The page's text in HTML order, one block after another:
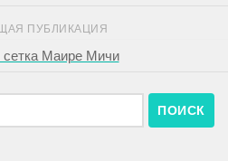
ПУБЛИКАЦИЯ
сетка Маире Мичи